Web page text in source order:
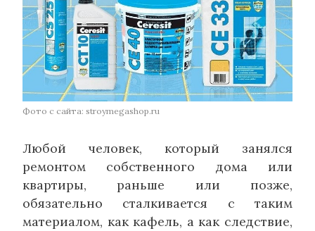
Фото с сайта: stroymegashop.ru
Любой человек, который занялся
ремонтом собственного дома или
квартиры, раньше или позже,
обязательно сталкивается с таким
материалом, как кафель, а как следствие,